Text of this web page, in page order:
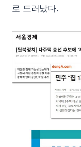
로 드러났다.